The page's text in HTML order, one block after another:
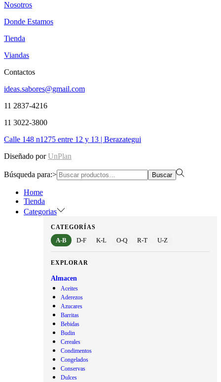
Nosotros
Donde Estamos
Tienda
Viandas
Contactos
ideas.sabores@gmail.com
11 2837-4216
11 3022-3800
Calle 148 n1275 entre 12 y 13 | Berazategui
Diseñado porUnPlan
Búsqueda para:> Buscar
Home
Tienda
Categorias
CATEGORÍAS
A-B D-F K-L O-Q R-T U-Z
EXPLORAR
Almacen
Aceites
Aderezos
Azucares
Barritas
Bebidas
Budin
Cereales
Condimentos
Congelados
Conservas
Dulces